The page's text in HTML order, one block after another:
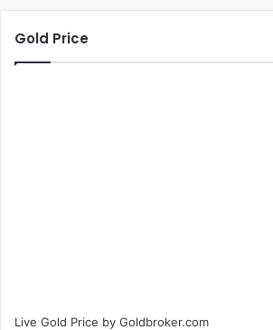
Gold Price
Live Gold Price by Goldbroker.com